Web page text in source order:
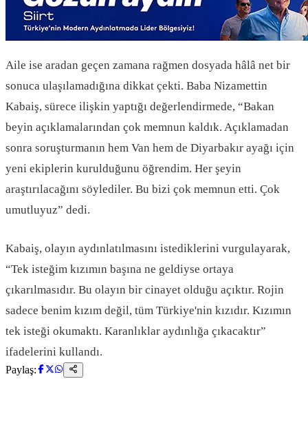
Aile ise aradan geçen zamana rağmen dosyada hâlâ net bir
sonuca ulaşılamadığına dikkat çekti. Baba Nizamettin
Kabaiş, sürece ilişkin yaptığı değerlendirmede, “Bakan
beyin açıklamalarından çok memnun kaldık. Açıklamadan
sonra soruşturmanın hem Van hem de Diyarbakır ayağı için
yeni ekiplerin kurulduğunu öğrendim. Her şeyin
araştırılacağını söylediler. Bu bizi çok memnun etti. Çok
umutluyuz” dedi.
Kabaiş, olayın aydınlatılmasını istediklerini vurgulayarak,
“Tek isteğim kızımın başına ne geldiyse ortaya
çıkarılmasıdır. Bu olayın bir cinayet olduğu açıktır. Rojin
sadece benim kızım değil, tüm Türkiye'nin kızıdır. Kızımın
tek isteği okumaktı. Karanlıklar aydınlığa çıkacaktır”
ifadelerini kullandı.
Paylaş: